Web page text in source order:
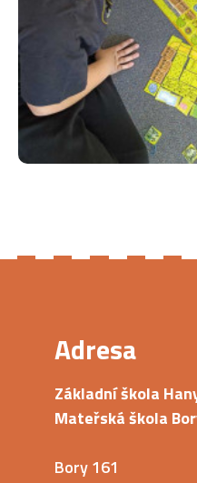
Adresa
Základní škola
Mateřská škola
Bory 161